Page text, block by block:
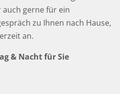
gerne für ein
zu Ihnen nach Hause,
an.
& Nacht für Sie